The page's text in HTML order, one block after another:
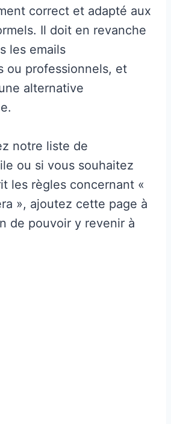
correct et adapté aux
Il doit en revanche
les emails
ou professionnels, et
alternative
notre liste de
ou si vous souhaitez
les règles concernant «
», ajoutez cette page à
de pouvoir y revenir à